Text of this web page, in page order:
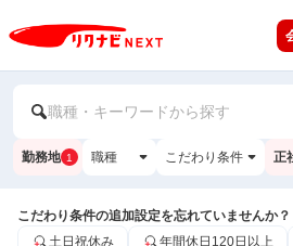
職種・キーワードから探す
勤務地 1 職種 こだわり条件 正
こだわり条件の追加設定を忘れていませんか？
土日祝休み
年間休日120日以上